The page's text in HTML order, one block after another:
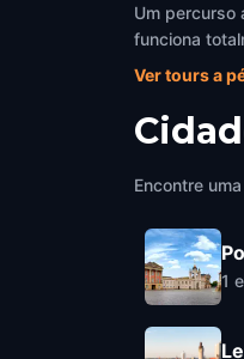
Um percurso
funciona
Ver tours a
Encontre
1